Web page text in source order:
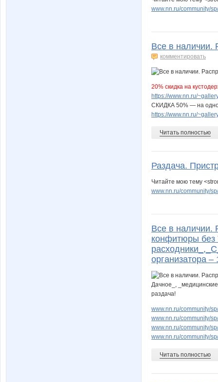
www.nn.ru/community/
Все в наличии.
комментировать
20% скидка на
https://www.nn.ru/
СКИДКА 50% — на
https://www.nn.ru/
Читать полностью
Раздача.
Читайте мою тему
www.nn.ru/community/
Все в наличии.
конфитюры без
организатора –
www.nn.ru/community/
www.nn.ru/community/
www.nn.ru/community/
www.nn.ru/community/
Читать полностью